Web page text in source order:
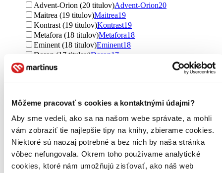
Môžeme pracovať s cookies a kontaktnými údajmi?
Aby sme vedeli, ako sa na našom webe správate, a mohli
vám zobraziť tie najlepšie tipy na knihy, zbierame cookies.
Niektoré sú naozaj potrebné a bez nich by naša stránka
vôbec nefungovala. Okrem toho používame analytické
cookies, ktoré nám umožňujú zisťovať, ako náš web
Advent-Orion (20 titulov)Advent-Orion20
Maitrea (19 titulov)Maitrea19
Kontrast (19 titulov)Kontrast19
Metafora (18 titulov)Metafora18
Eminent (18 titulov)Eminent18
Doron (17 titulov)Doron17
Cesta (15 titulov)
Tatran (14 titulov)Tatran14
E-kniha: EPUB (338 titulov)E-kniha: EPUB338
E-kniha: MOBI (317 titulov)E-kniha: MOBI317
E-kniha: PDF (250 titulov) E-kniha: PDF250
Audiokniha: MP3 (55 titulov)Audiokniha: MP355
Audiokniha: CD (42 titulov)Audiokniha: CD42